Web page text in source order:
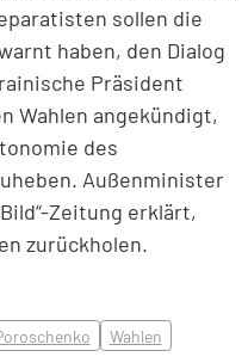
sollen die
haben, den Dialog
Präsident
Wahlen angekündigt,
des
Außenminister
Zeitung erklärt,
zurückholen.
Wahlen